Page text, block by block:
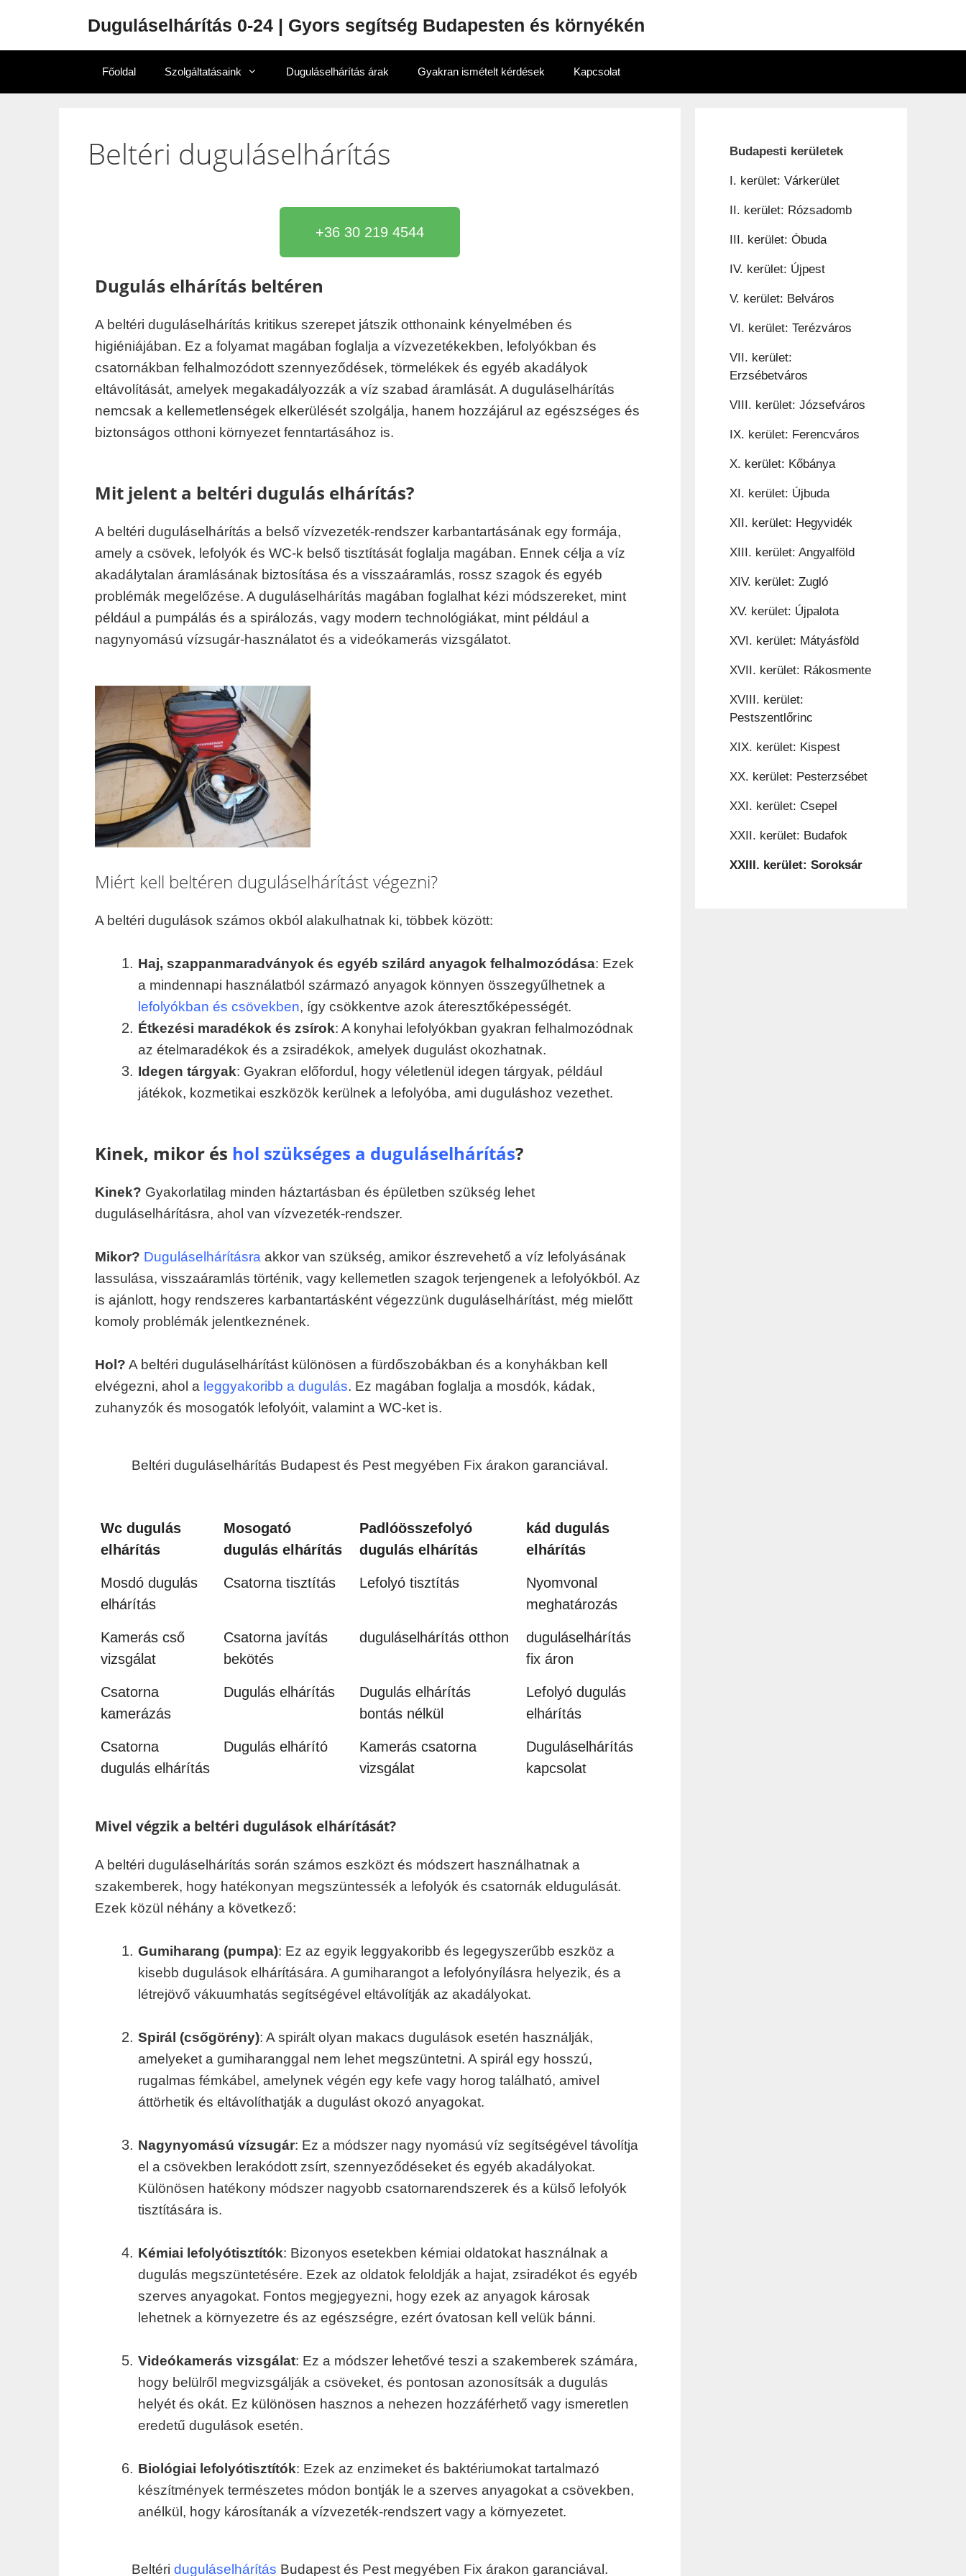
Duguláselhárítás 0-24 | Gyors segítség Budapesten és környékén
Főoldal Szolgáltatásaink Duguláselhárítás árak Gyakran ismételt kérdések Kapcsolat
Beltéri duguláselhárítás
+36 30 219 4544
Dugulás elhárítás beltéren
A beltéri duguláselhárítás kritikus szerepet játszik otthonaink kényelmében és
higiéniájában. Ez a folyamat magában foglalja a vízvezetékekben, lefolyókban és
csatornákban felhalmozódott szennyeződések, törmelékek és egyéb akadályok
eltávolítását, amelyek megakadályozzák a víz szabad áramlását. A duguláselhárítás
nemcsak a kellemetlenségek elkerülését szolgálja, hanem hozzájárul az egészséges és
biztonságos otthoni környezet fenntartásához is.
Mit jelent a beltéri dugulás elhárítás?
A beltéri duguláselhárítás a belső vízvezeték-rendszer karbantartásának egy formája,
amely a csövek, lefolyók és WC-k belső tisztítását foglalja magában. Ennek célja a víz
akadálytalan áramlásának biztosítása és a visszaáramlás, rossz szagok és egyéb
problémák megelőzése. A duguláselhárítás magában foglalhat kézi módszereket, mint
például a pumpálás és a spirálozás, vagy modern technológiákat, mint például a
nagynyomású vízsugár-használatot és a videókamerás vizsgálatot.
Miért kell beltéren duguláselhárítást végezni?
A beltéri dugulások számos okból alakulhatnak ki, többek között:
Haj, szappanmaradványok és egyéb szilárd anyagok felhalmozódása: Ezek
a mindennapi használatból származó anyagok könnyen összegyűlhetnek a
lefolyókban és csövekben, így csökkentve azok áteresztőképességét.
Étkezési maradékok és zsírok: A konyhai lefolyókban gyakran felhalmozódnak
az ételmaradékok és a zsiradékok, amelyek dugulást okozhatnak.
Idegen tárgyak: Gyakran előfordul, hogy véletlenül idegen tárgyak, például
játékok, kozmetikai eszközök kerülnek a lefolyóba, ami duguláshoz vezethet.
Kinek, mikor és hol szükséges a duguláselhárítás?
Kinek? Gyakorlatilag minden háztartásban és épületben szükség lehet
duguláselhárításra, ahol van vízvezeték-rendszer.
Mikor? Duguláselhárításra akkor van szükség, amikor észrevehető a víz lefolyásának
lassulása, visszaáramlás történik, vagy kellemetlen szagok terjengenek a lefolyókból. Az
is ajánlott, hogy rendszeres karbantartásként végezzünk duguláselhárítást, még mielőtt
komoly problémák jelentkeznének.
Hol? A beltéri duguláselhárítást különösen a fürdőszobákban és a konyhákban kell
elvégezni, ahol a leggyakoribb a dugulás. Ez magában foglalja a mosdók, kádak,
zuhanyzók és mosogatók lefolyóit, valamint a WC-ket is.
Beltéri duguláselhárítás Budapest és Pest megyében Fix árakon garanciával.
Wc dugulás
elhárítás
Mosogató
dugulás elhárítás
Padlóösszefolyó
dugulás elhárítás
kád dugulás
elhárítás
Mosdó dugulás
elhárítás
Csatorna tisztítás Lefolyó tisztítás
Nyomvonal
meghatározás
Kamerás cső
vizsgálat
Csatorna javítás
bekötés
duguláselhárítás otthon
duguláselhárítás
fix áron
Csatorna
kamerázás
Dugulás elhárítás
Dugulás elhárítás
bontás nélkül
Lefolyó dugulás
elhárítás
Csatorna
dugulás elhárítás
Dugulás elhárító
Kamerás csatorna
vizsgálat
Duguláselhárítás
kapcsolat
Mivel végzik a beltéri dugulások elhárítását?
A beltéri duguláselhárítás során számos eszközt és módszert használhatnak a
szakemberek, hogy hatékonyan megszüntessék a lefolyók és csatornák eldugulását.
Ezek közül néhány a következő:
Gumiharang (pumpa): Ez az egyik leggyakoribb és legegyszerűbb eszköz a
kisebb dugulások elhárítására. A gumiharangot a lefolyónyílásra helyezik, és a
létrejövő vákuumhatás segítségével eltávolítják az akadályokat.
Spirál (csőgörény): A spirált olyan makacs dugulások esetén használják,
amelyeket a gumiharanggal nem lehet megszüntetni. A spirál egy hosszú,
rugalmas fémkábel, amelynek végén egy kefe vagy horog található, amivel
áttörhetik és eltávolíthatják a dugulást okozó anyagokat.
Nagynyomású vízsugár: Ez a módszer nagy nyomású víz segítségével távolítja
el a csövekben lerakódott zsírt, szennyeződéseket és egyéb akadályokat.
Különösen hatékony módszer nagyobb csatornarendszerek és a külső lefolyók
tisztítására is.
Kémiai lefolyótisztítók: Bizonyos esetekben kémiai oldatokat használnak a
dugulás megszüntetésére. Ezek az oldatok feloldják a hajat, zsiradékot és egyéb
szerves anyagokat. Fontos megjegyezni, hogy ezek az anyagok károsak
lehetnek a környezetre és az egészségre, ezért óvatosan kell velük bánni.
Videókamerás vizsgálat: Ez a módszer lehetővé teszi a szakemberek számára,
hogy belülről megvizsgálják a csöveket, és pontosan azonosítsák a dugulás
helyét és okát. Ez különösen hasznos a nehezen hozzáférhető vagy ismeretlen
eredetű dugulások esetén.
Biológiai lefolyótisztítók: Ezek az enzimeket és baktériumokat tartalmazó
készítmények természetes módon bontják le a szerves anyagokat a csövekben,
anélkül, hogy károsítanák a vízvezeték-rendszert vagy a környezetet.
Beltéri duguláselhárítás Budapest és Pest megyében Fix árakon garanciával.
Budapesti kerületek
I. kerület: Várkerület
II. kerület: Rózsadomb
III. kerület: Óbuda
IV. kerület: Újpest
V. kerület: Belváros
VI. kerület: Terézváros
VII. kerület:
Erzsébetváros
VIII. kerület: Józsefváros
IX. kerület: Ferencváros
X. kerület: Kőbánya
XI. kerület: Újbuda
XII. kerület: Hegyvidék
XIII. kerület: Angyalföld
XIV. kerület: Zugló
XV. kerület: Újpalota
XVI. kerület: Mátyásföld
XVII. kerület: Rákosmente
XVIII. kerület:
Pestszentlőrinc
XIX. kerület: Kispest
XX. kerület: Pesterzsébet
XXI. kerület: Csepel
XXII. kerület: Budafok
XXIII. kerület: Soroksár